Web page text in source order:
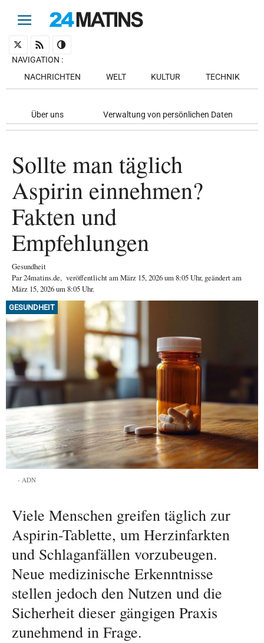
NAVIGATION :
NACHRICHTEN
WELT KULTUR TECHNIK
Über uns Verwaltung von persönlichen Daten
Sollte man täglich
Aspirin einnehmen?
Fakten und
Empfehlungen
Gesundheit
Par24matins.de, veröffentlicht amMärz 15, 2026um 8:05 Uhr, geändert am
März 15, 2026 um 8:05 Uhr.
GESUNDHEIT
ADN
Viele Menschen greifen täglich zur
Aspirin-Tablette, um Herzinfarkten
und Schlaganfällen vorzubeugen.
Neue medizinische Erkenntnisse
stellen jedoch den Nutzen und die
Sicherheit dieser gängigen Praxis
zunehmend in Frage.